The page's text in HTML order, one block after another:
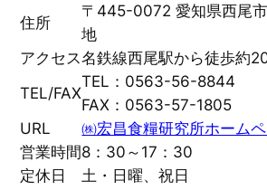
住所
〒445-0072 愛知県西尾
地
アクセス名鉄線西尾駅から徒歩約
TEL/FAX
TEL：0563-56-8844
FAX：0563-57-1805
URL
㈱宏昌食糧研究所ホーム
営業時間8：30～17：30
定休日
土・日曜、祝日